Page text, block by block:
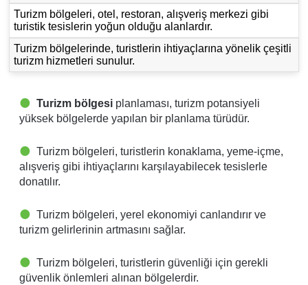
Turizm bölgeleri, otel, restoran, alışveriş merkezi gibi
turistik tesislerin yoğun olduğu alanlardır.
Turizm bölgelerinde, turistlerin ihtiyaçlarına yönelik çeşitli
turizm hizmetleri sunulur.
Turizm bölgesi planlaması, turizm potansiyeli
yüksek bölgelerde yapılan bir planlama türüdür.
Turizm bölgeleri, turistlerin konaklama, yeme-içme,
alışveriş gibi ihtiyaçlarını karşılayabilecek tesislerle
donatılır.
Turizm bölgeleri, yerel ekonomiyi canlandırır ve
turizm gelirlerinin artmasını sağlar.
Turizm bölgeleri, turistlerin güvenliği için gerekli
güvenlik önlemleri alınan bölgelerdir.